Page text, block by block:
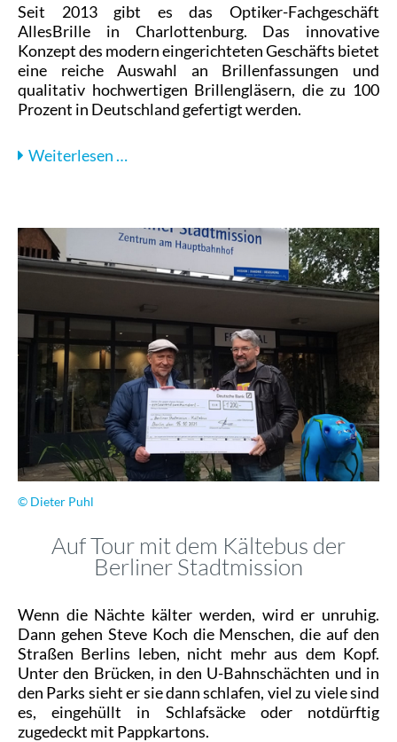
Seit 2013 gibt es das Optiker-Fachgeschäft
AllesBrille in Charlottenburg. Das innovative
Konzept des modern eingerichteten Geschäfts bietet
eine reiche Auswahl an Brillenfassungen und
qualitativ hochwertigen Brillengläsern, die zu 100
Prozent in Deutschland gefertigt werden.
Weiterlesen …
Geschäftsführer
AllesBrille
© Dieter Puhl
Auf Tour mit dem Kältebus der
Berliner Stadtmission
Wenn die Nächte kälter werden, wird er unruhig.
Dann gehen Steve Koch die Menschen, die auf den
Straßen Berlins leben, nicht mehr aus dem Kopf.
Unter den Brücken, in den U-Bahnschächten und in
den Parks sieht er sie dann schlafen, viel zu viele sind
es, eingehüllt in Schlafsäcke oder notdürftig
zugedeckt mit Pappkartons.